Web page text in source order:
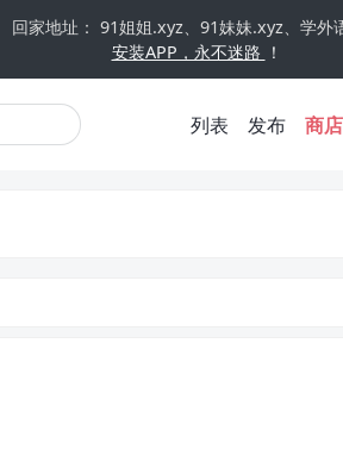
回家地址： 91姐姐.xyz、91妹妹.xyz、学外
安装APP，永不迷路 ！
列表 发布 商店